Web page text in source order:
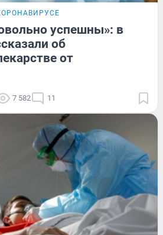
успешны»: в
об
от
7 582 11